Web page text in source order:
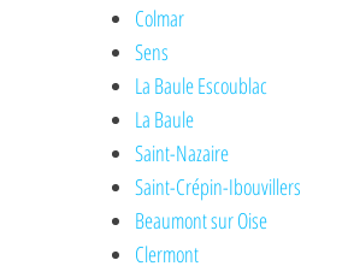
Colmar
Sens
La Baule Escoublac
La Baule
Saint-Nazaire
Saint-Crépin-Ibouvillers
Beaumont sur Oise
Clermont